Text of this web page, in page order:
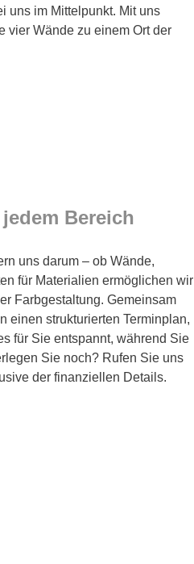
uns im Mittelpunkt. Mit uns
vier Wände zu einem Ort der
Bereich
uns darum – ob Wände,
für Materialien ermöglichen wir
Farbgestaltung. Gemeinsam
einen strukturierten Terminplan,
für Sie entspannt, während Sie
Sie noch? Rufen Sie uns
der finanziellen Details.